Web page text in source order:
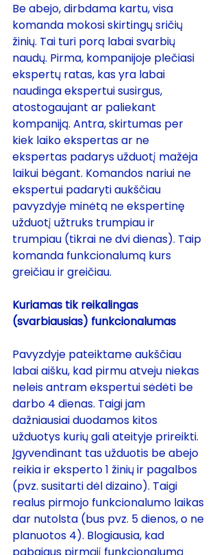
Be abejo, dirbdama kartu, visa
komanda mokosi skirtingų sričių
žinių. Tai turi porą labai svarbių
naudų. Pirma, kompanijoje plečiasi
ekspertų ratas, kas yra labai
naudinga ekspertui susirgus,
atostogaujant ar paliekant
kompaniją. Antra, skirtumas per
kiek laiko ekspertas ar ne
ekspertas padarys užduotį mažėja
laikui bėgant. Komandos nariui ne
ekspertui padaryti aukščiau
pavyzdyje minėtą ne ekspertinę
užduotį užtruks trumpiau ir
trumpiau (tikrai ne dvi dienas). Taip
komanda funkcionalumą kurs
greičiau ir greičiau.
Kuriamas tik reikalingas
(svarbiausias) funkcionalumas
Pavyzdyje pateiktame aukščiau
labai aišku, kad pirmu atveju niekas
neleis antram ekspertui sėdėti be
darbo 4 dienas. Taigi jam
dažniausiai duodamos kitos
užduotys kurių gali ateityje prireikti.
Įgyvendinant tas užduotis be abejo
reikia ir eksperto 1 žinių ir pagalbos
(pvz. susitarti dėl dizaino). Taigi
realus pirmojo funkcionalumo laikas
dar nutolsta (bus pvz. 5 dienos, o ne
planuotos 4). Blogiausia, kad